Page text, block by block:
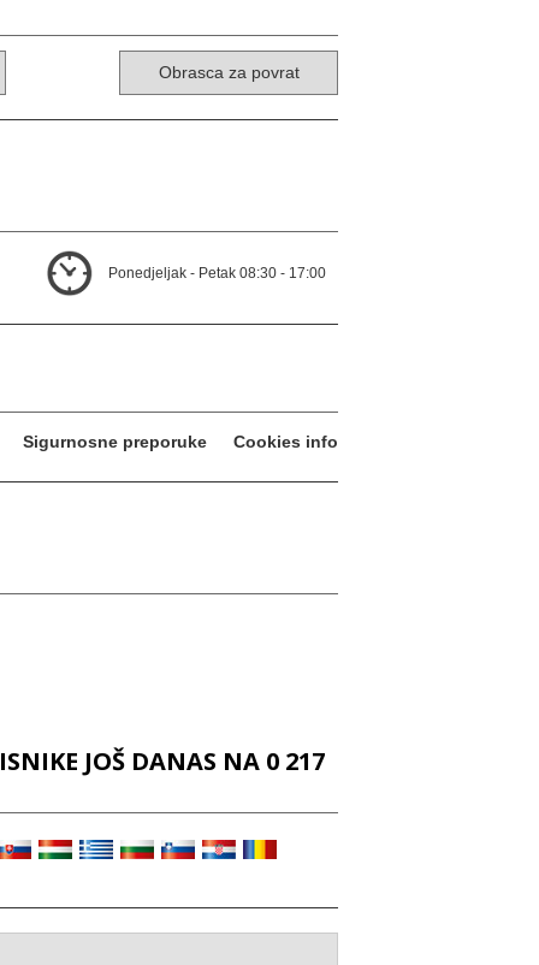
Obrasca za povrat
Ponedjeljak - Petak 08:30 - 17:00
Sigurnosne preporuke Cookies info
JOŠ DANAS NA 0 217